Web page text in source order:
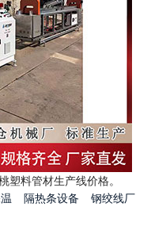
塑料管材生产线价格。
隔热条设备
钢绞线厂